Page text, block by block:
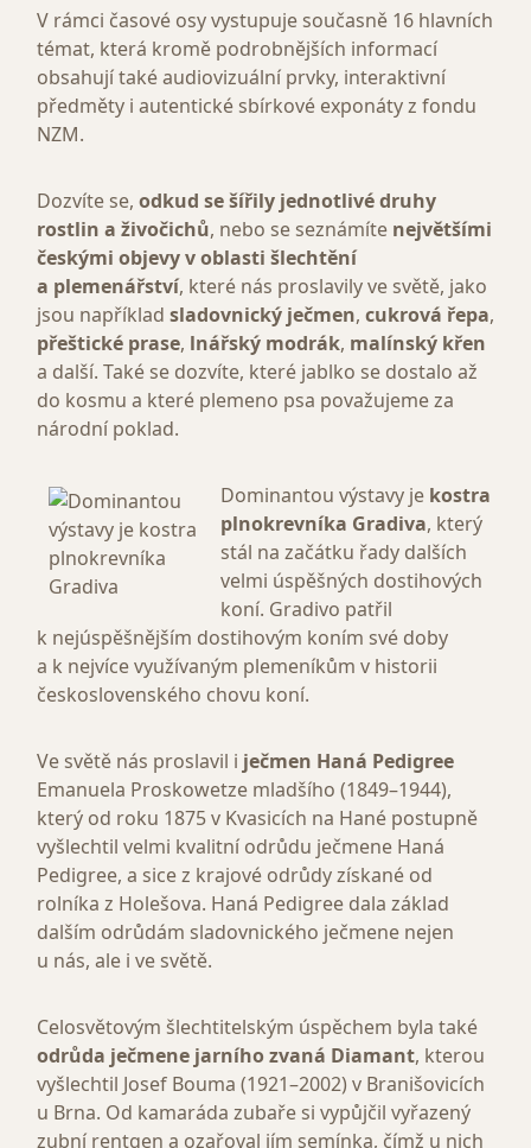
V rámci časové osy vystupuje současně 16 hlavních
témat, která kromě podrobnějších informací
obsahují také audiovizuální prvky, interaktivní
předměty i autentické sbírkové exponáty z fondu
NZM.
Dozvíte se, odkud se šířily jednotlivé druhy
rostlin a živočichů, nebo se seznámíte největšími
českými objevy v oblasti šlechtění
a plemenářství, které nás proslavily ve světě, jako
jsou například sladovnický ječmen, cukrová řepa,
přeštické prase, lnářský modrák, malínský křen
a další. Také se dozvíte, které jablko se dostalo až
do kosmu a které plemeno psa považujeme za
národní poklad.
Dominantou výstavy je kostra
plnokrevníka Gradiva, který
stál na začátku řady dalších
velmi úspěšných dostihových
koní. Gradivo patřil
k nejúspěšnějším dostihovým koním své doby
a k nejvíce využívaným plemeníkům v historii
československého chovu koní.
Ve světě nás proslavil i ječmen Haná Pedigree
Emanuela Proskowetze mladšího (1849–1944),
který od roku 1875 v Kvasicích na Hané postupně
vyšlechtil velmi kvalitní odrůdu ječmene Haná
Pedigree, a sice z krajové odrůdy získané od
rolníka z Holešova. Haná Pedigree dala základ
dalším odrůdám sladovnického ječmene nejen
u nás, ale i ve světě.
Celosvětovým šlechtitelským úspěchem byla také
odrůda ječmene jarního zvaná Diamant, kterou
vyšlechtil Josef Bouma (1921–2002) v Branišovicích
u Brna. Od kamaráda zubaře si vypůjčil vyřazený
zubní rentgen a ozařoval jím semínka, čímž u nich